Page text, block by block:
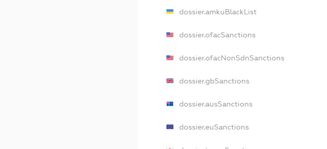
dossier.amkuBlackList
dossier.ofacSanctions
dossier.ofacNonSdnSanctions
dossier.gbSanctions
dossier.ausSanctions
dossier.euSanctions